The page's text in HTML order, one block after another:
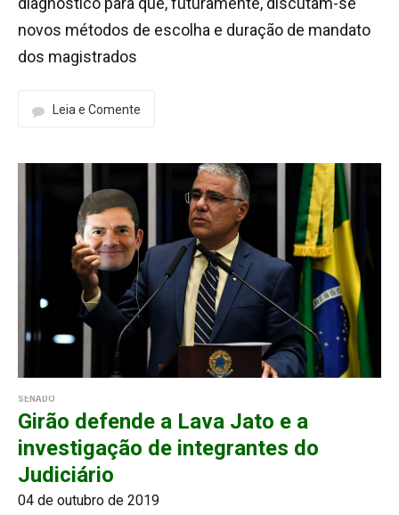
novos métodos de escolha e duração de mandato
dos magistrados
Leia e Comente
SENADO
Girão defende a Lava Jato e a
investigação de integrantes do
Judiciário
04 de outubro de 2019